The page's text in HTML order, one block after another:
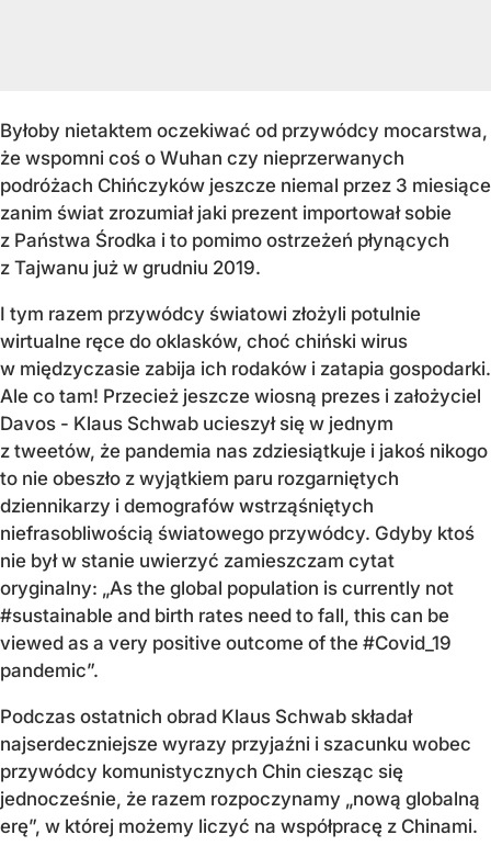
Byłoby nietaktem oczekiwać od przywódcy mocarstwa,
że wspomni coś o Wuhan czy nieprzerwanych
podróżach Chińczyków jeszcze niemal przez 3 miesiące
zanim świat zrozumiał jaki prezent importował sobie
z Państwa Środka i to pomimo ostrzeżeń płynących
z Tajwanu już w grudniu 2019.
I tym razem przywódcy światowi złożyli potulnie
wirtualne ręce do oklasków, choć chiński wirus
w międzyczasie zabija ich rodaków i zatapia gospodarki.
Ale co tam! Przecież jeszcze wiosną prezes i założyciel
Davos - Klaus Schwab ucieszył się w jednym
z tweetów, że pandemia nas zdziesiątkuje i jakoś nikogo
to nie obeszło z wyjątkiem paru rozgarniętych
dziennikarzy i demografów wstrząśniętych
niefrasobliwością światowego przywódcy. Gdyby ktoś
nie był w stanie uwierzyć zamieszczam cytat
oryginalny: „As the global population is currently not
#sustainable and birth rates need to fall, this can be
viewed as a very positive outcome of the #Covid_19
pandemic”.
Podczas ostatnich obrad Klaus Schwab składał
najserdeczniejsze wyrazy przyjaźni i szacunku wobec
przywódcy komunistycznych Chin ciesząc się
jednocześnie, że razem rozpoczynamy „nową globalną
erę”, w której możemy liczyć na współpracę z Chinami.